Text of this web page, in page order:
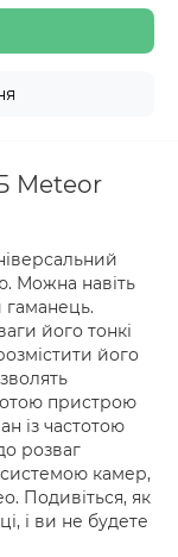
Meteor
Можна навіть
його тонкі
його
пристрою
із частотою
розваг
камер,
Подивіться, як
і ви не будете